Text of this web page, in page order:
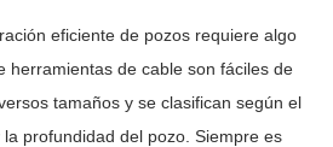
eficiente de pozos requiere algo
herramientas de cable son fáciles de
tamaños y se clasifican según el
profundidad del pozo. Siempre es